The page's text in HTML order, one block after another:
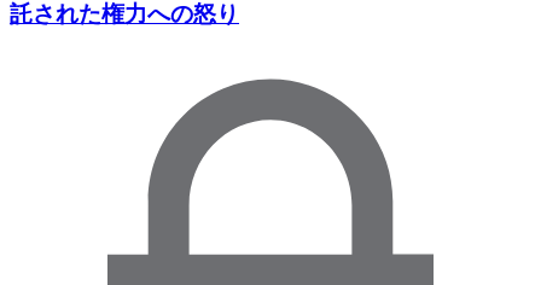
託された権力への怒り